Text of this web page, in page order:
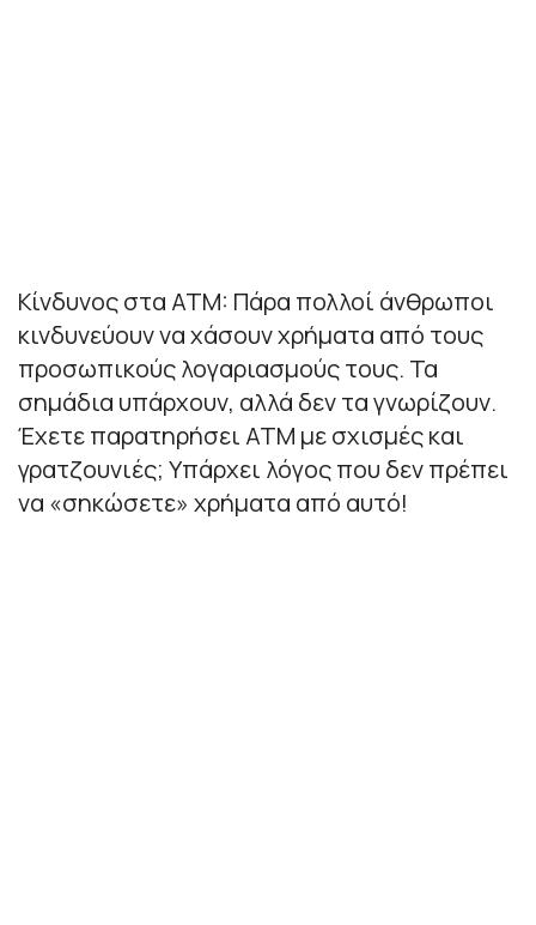
Κίνδυνος στα ATM: Πάρα πολλοί άνθρωποι
κινδυνεύουν να χάσουν χρήματα από τους
προσωπικούς λογαριασμούς τους. Τα
σημάδια υπάρχουν, αλλά δεν τα γνωρίζουν.
Έχετε παρατηρήσει ΑΤΜ με σχισμές και
γρατζουνιές; Υπάρχει λόγος που δεν πρέπει
να «σηκώσετε» χρήματα από αυτό!